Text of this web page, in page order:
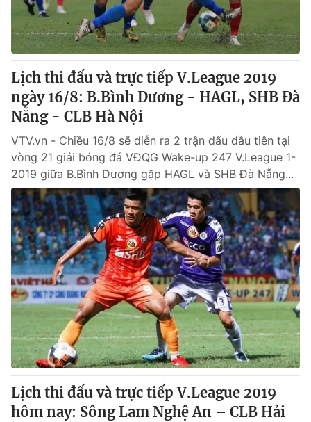
Lịch thi đấu và trực tiếp V.League 2019
ngày 16/8: B.Bình Dương - HAGL, SHB Đà
Nẵng - CLB Hà Nội
VTV.vn - Chiều 16/8 sẽ diễn ra 2 trận đấu đầu tiên tại
vòng 21 giải bóng đá VĐQG Wake-up 247 V.League 1-
2019 giữa B.Bình Dương gặp HAGL và SHB Đà Nẵng...
Lịch thi đấu và trực tiếp V.League 2019
hôm nay: Sông Lam Nghệ An – CLB Hải